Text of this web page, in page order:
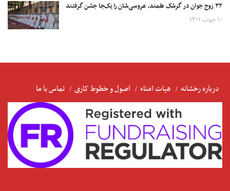
۳۲ زوج جوان در گرشک هلمند، عروسی‌شان را یک‌جا جشن گرفتند
۱۰ حوت ۱۴۰۱
درباره رخشانه هیات امناء اصول و خطوط کاری تماس با ما